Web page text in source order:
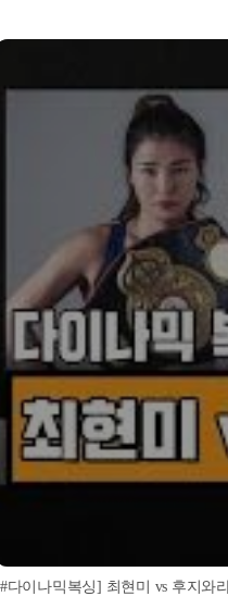
다이나믹복싱] 최현미 vs 후지와